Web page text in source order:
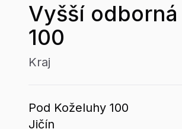
Vyšší
100
Kraj
Pod Koželuhy 100
Jičín